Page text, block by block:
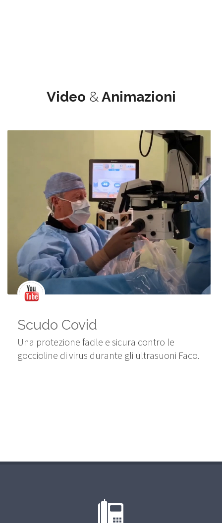
Video &Animazioni
Scudo Covid
Una protezione facile e sicura contro le
goccioline di virus durante gli ultrasuoni Faco.